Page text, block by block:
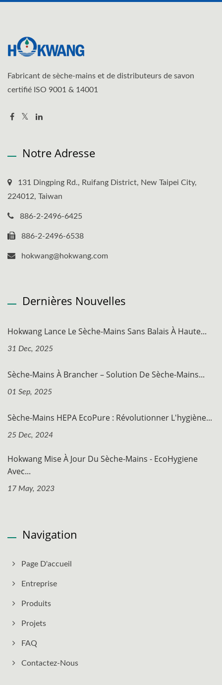
Fabricant de sèche-mains et de distributeurs de savon
certifié ISO 9001 & 14001
Notre Adresse
131 Dingping Rd., Ruifang District, New Taipei City,
224012, Taiwan
886-2-2496-6425
886-2-2496-6538
hokwang@hokwang.com
Dernières Nouvelles
Hokwang Lance Le Sèche-Mains Sans Balais À Haute...
31 Dec, 2025
Sèche-Mains À Brancher – Solution De Sèche-Mains...
01 Sep, 2025
Sèche-Mains HEPA EcoPure : Révolutionner L'hygiène...
25 Dec, 2024
Hokwang Mise À Jour Du Sèche-Mains - EcoHygiene
Avec...
17 May, 2023
Navigation
Page D'accueil
Entreprise
Produits
Projets
FAQ
Contactez-Nous